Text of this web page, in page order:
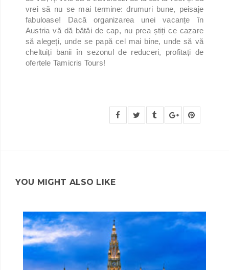
vrei să nu se mai termine: drumuri bune, peisaje
fabuloase! Dacă organizarea unei vacanțe în
Austria vă dă bătăi de cap, nu prea știți ce cazare
să alegeți, unde se papă cel mai bine, unde să vă
cheltuiți banii în sezonul de reduceri, profitați de
ofertele Tamicris Tours!
YOU MIGHT ALSO LIKE